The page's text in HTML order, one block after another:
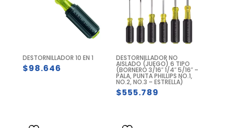
DESTORNILLADOR 10 EN 1
$98.646
DESTORNILLADOR NO
AISLADO (JUEGO) 6 TIPO
(BORNERO 3/16″ 1/4″ 5/16″ –
PALA, PUNTA PHILLIPS NO.1,
NO.2, NO.3 – ESTRELLA)
$555.789